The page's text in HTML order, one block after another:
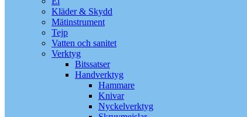
Kläder & Skydd
Mätinstrument
Tejp
Vatten och sanitet
Verktyg
Bitssatser
Handverktyg
Hammare
Knivar
Nyckelverktyg